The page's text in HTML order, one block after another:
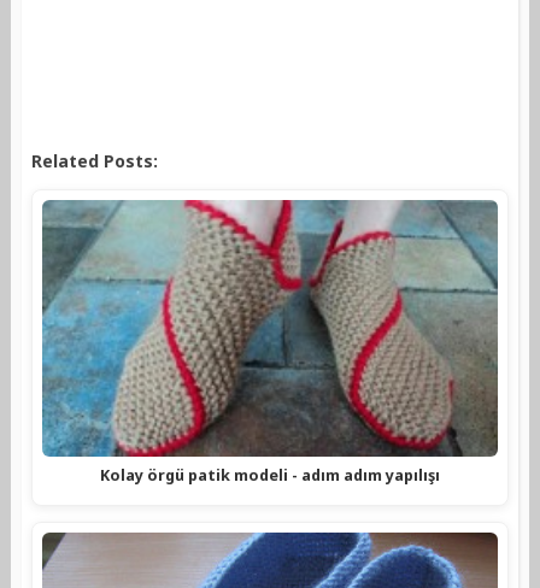
Related Posts:
Kolay örgü patik modeli - adım adım yapılışı